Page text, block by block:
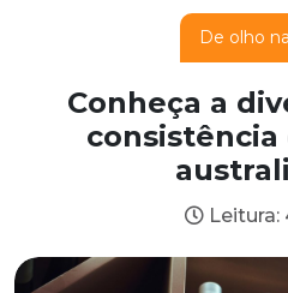
De olho
Conheça a
consistência
Leitura: